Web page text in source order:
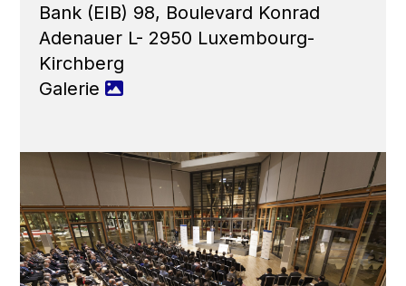
Bank (EIB) 98, Boulevard Konrad
Adenauer L- 2950 Luxembourg-
Kirchberg
Galerie